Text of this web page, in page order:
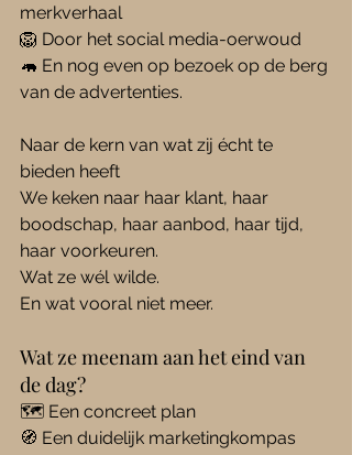
merkverhaal
🦁 Door het social media-oerwoud
🦛 En nog even op bezoek op de berg
van de advertenties.
Naar de kern van wat zij écht te
bieden heeft
We keken naar haar klant, haar
boodschap, haar aanbod, haar tijd,
haar voorkeuren.
Wat ze wél wilde.
En wat vooral niet meer.
Wat ze meenam aan het eind van
de dag?
🗺 Een concreet plan
🧭 Een duidelijk marketingkompas